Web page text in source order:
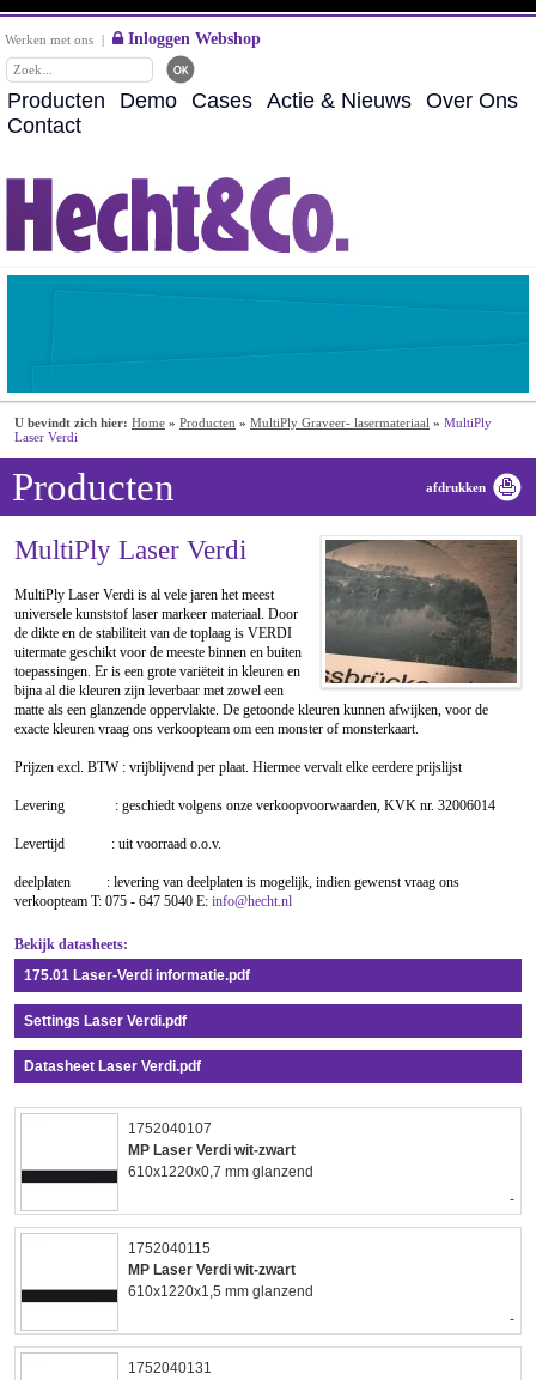
Werken met ons | Inloggen Webshop
Producten Demo Cases Actie & Nieuws Over Ons
Contact
U bevindt zich hier: Home » Producten » MultiPly Graveer- lasermateriaal » MultiPly
Laser Verdi
afdrukken
Producten
MultiPly Laser Verdi
MultiPly Laser Verdi is al vele jaren het meest
universele kunststof laser markeer materiaal. Door
de dikte en de stabiliteit van de toplaag is VERDI
uitermate geschikt voor de meeste binnen en buiten
toepassingen. Er is een grote variëteit in kleuren en
bijna al die kleuren zijn leverbaar met zowel een
matte als een glanzende oppervlakte. De getoonde kleuren kunnen afwijken, voor de
exacte kleuren vraag ons verkoopteam om een monster of monsterkaart.
Prijzen excl. BTW : vrijblijvend per plaat. Hiermee vervalt elke eerdere prijslijst
Levering : geschiedt volgens onze verkoopvoorwaarden, KVK nr. 32006014
Levertijd : uit voorraad o.o.v.
deelplaten : levering van deelplaten is mogelijk, indien gewenst vraag ons
verkoopteam T: 075 - 647 5040 E: info@hecht.nl
Bekijk datasheets:
175.01 Laser-Verdi informatie.pdf
Settings Laser Verdi.pdf
Datasheet Laser Verdi.pdf
1752040107
MP Laser Verdi wit-zwart
610x1220x0,7 mm glanzend
-
1752040115
MP Laser Verdi wit-zwart
610x1220x1,5 mm glanzend
-
1752040131